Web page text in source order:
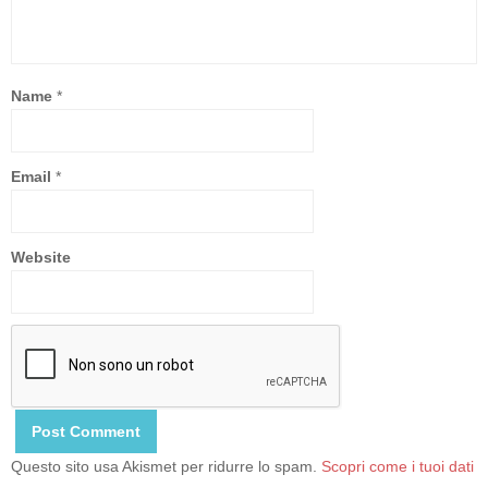
Name *
Email *
Website
Questo sito usa Akismet per ridurre lo spam. Scopri come i tuoi dati